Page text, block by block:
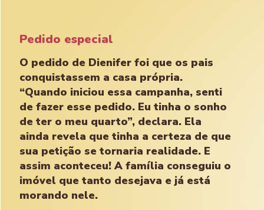
Pedido especial
O pedido de Dienifer foi que os pais
conquistassem a casa própria.
“Quando iniciou essa campanha, senti
de fazer esse pedido. Eu tinha o sonho
de ter o meu quarto”, declara. Ela
ainda revela que tinha a certeza de que
sua petição se tornaria realidade. E
assim aconteceu! A família conseguiu o
imóvel que tanto desejava e já está
morando nele.